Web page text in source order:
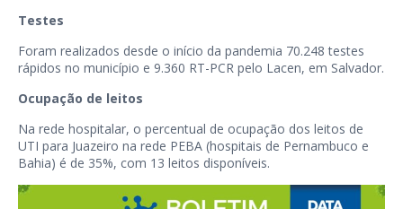
Testes
Foram realizados desde o início da pandemia 70.248 testes
rápidos no município e 9.360 RT-PCR pelo Lacen, em Salvador.
Ocupação de leitos
Na rede hospitalar, o percentual de ocupação dos leitos de
UTI para Juazeiro na rede PEBA (hospitais de Pernambuco e
Bahia) é de 35%, com 13 leitos disponíveis.